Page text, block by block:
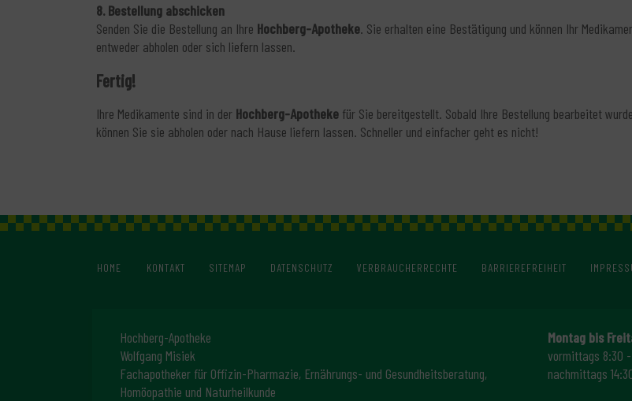
8. Bestellung abschicken
Senden Sie die Bestellung an Ihre Hochberg-Apotheke. Sie erhalten eine Bestätigung und können Ihr
entweder abholen oder sich liefern lassen.
Fertig!
Ihre Medikamente sind in der Hochberg-Apotheke für Sie bereitgestellt. Sobald Ihre Bestellung bearbeitet
können Sie sie abholen oder nach Hause liefern lassen. Schneller und einfacher geht es nicht!
HOME KONTAKT SITEMAP DATENSCHUTZ VERBRAUCHERRECHTE BARRIEREFREIHEIT
Hochberg-Apotheke
Wolfgang Misiek
Fachapotheker für Offizin-Pharmazie, Ernährungs- und Gesundheitsberatung,
Homöopathie und Naturheilkunde
Montag bis
vormittags 8:30 -
nachmittags